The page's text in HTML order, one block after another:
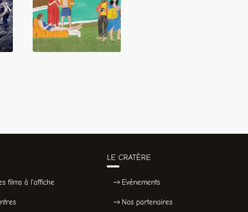
films à l'affiche
LE CRATÈRE
Evénements
Nos partenaires